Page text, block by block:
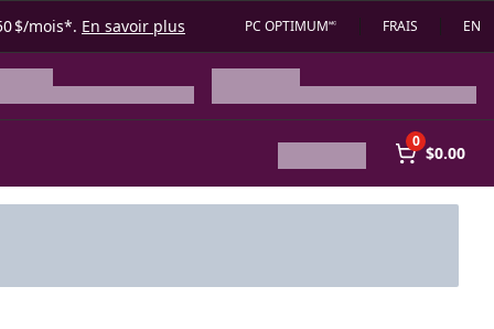
$/mois*. En savoir plus PC OPTIMUM🅪 FRAIS EN
0
$0.00